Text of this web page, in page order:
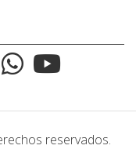
reservados.